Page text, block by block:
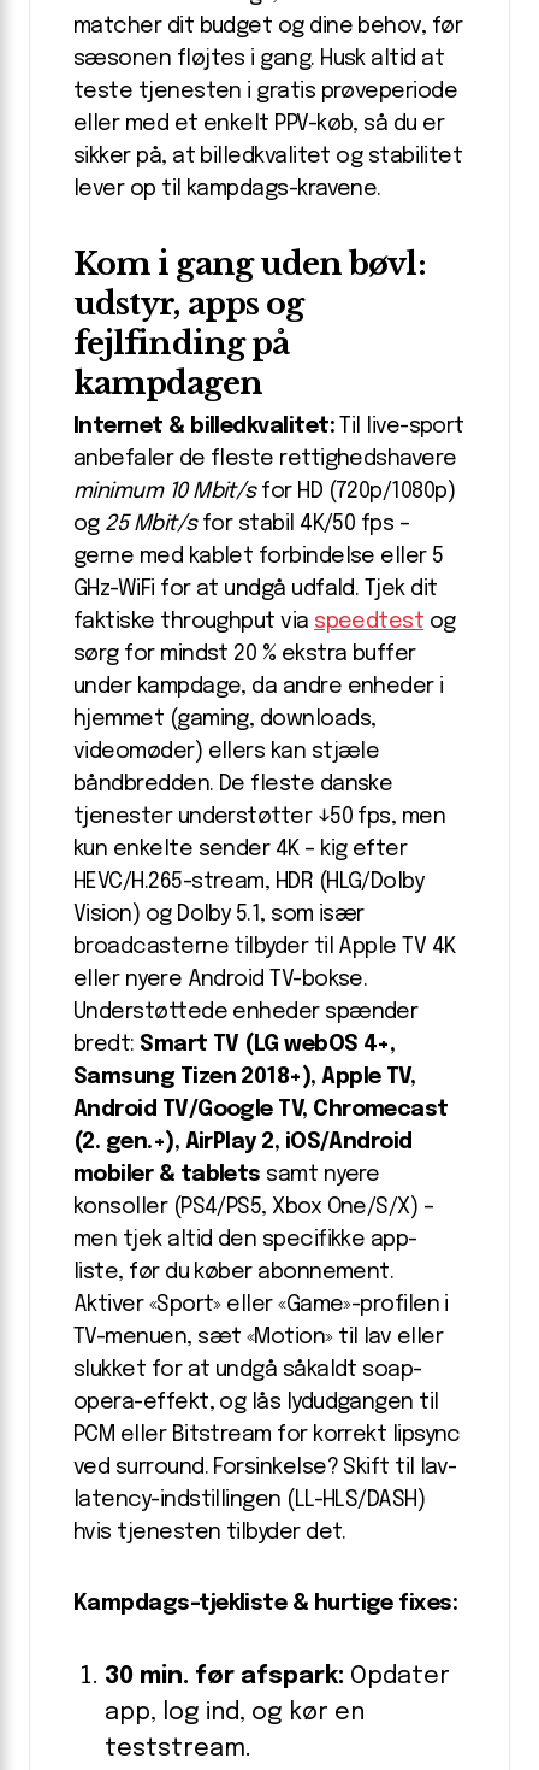
matcher dit budget og dine behov, før
sæsonen fløjtes i gang. Husk altid at
teste tjenesten i gratis prøveperiode
eller med et enkelt PPV-køb, så du er
sikker på, at billedkvalitet og stabilitet
lever op til kampdags-kravene.
Kom i gang uden bøvl:
udstyr, apps og
fejlfinding på
kampdagen
Internet & billedkvalitet:Til live-sport
anbefaler de fleste rettighedshavere
minimum 10 Mbit/sfor HD (720p/1080p)
og 25 Mbit/sfor stabil 4K/50 fps –
gerne med kablet forbindelse eller 5
GHz-WiFi for at undgå udfald. Tjek dit
faktiske throughput via speedtest og
sørg for mindst 20 % ekstra buffer
under kampdage, da andre enheder i
hjemmet (gaming, downloads,
videomøder) ellers kan stjæle
båndbredden. De fleste danske
tjenester understøtter ↓50 fps, men
kun enkelte sender 4K – kig efter
HEVC/H.265-stream, HDR (HLG/Dolby
Vision) og Dolby 5.1, som især
broadcasterne tilbyder til Apple TV 4K
eller nyere Android TV-bokse.
Understøttede enheder spænder
bredt: Smart TV (LG webOS 4+,
Samsung Tizen 2018+), Apple TV,
Android TV/Google TV, Chromecast
(2. gen.+), AirPlay 2, iOS/Android
mobiler & tablets samt nyere
konsoller (PS4/PS5, Xbox One/S/X) –
men tjek altid den specifikke app-
liste, før du køber abonnement.
Aktiver «Sport» eller «Game»-profilen i
TV-menuen, sæt «Motion» til lav eller
slukket for at undgå såkaldt soap-
opera-effekt, og lås lydudgangen til
PCM eller Bitstream for korrekt lipsync
ved surround. Forsinkelse? Skift til lav-
latency-indstillingen (LL-HLS/DASH)
hvis tjenesten tilbyder det.
Kampdags-tjekliste & hurtige fixes:
30 min. før afspark: Opdater
app, log ind, og kør en
teststream.